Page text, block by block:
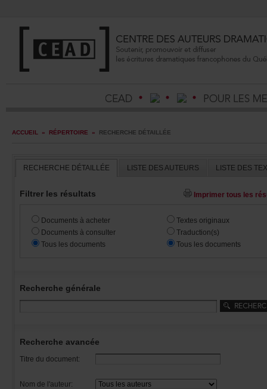
ACCUEIL » RÉPERTOIRE » RECHERCHEDÉTAILLÉE
RECHERCHEDÉTAILLÉE LISTEDESAUTEURS
Filtrerlesrésultats
Documentsàacheter
Documentsàconsulter
Touslesdocuments
Textesoriginaux
Traduction(s)
Touslesdocuments
Recherchegénérale
Rechercheavancée
Titredudocument:
Nomdel'auteur: